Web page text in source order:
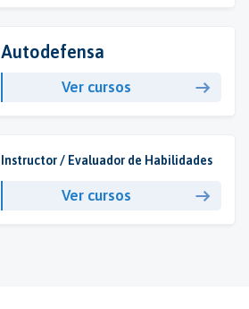
Autodefensa
Ver cursos
Instructor / Evaluador de Habilidades
Ver cursos